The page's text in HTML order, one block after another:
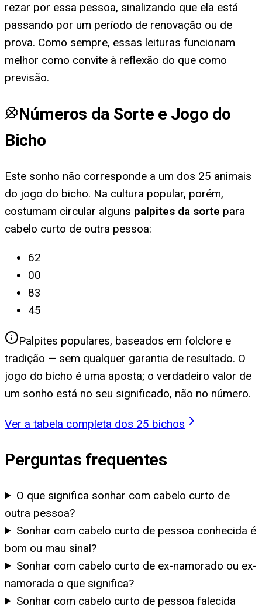
rezar por essa pessoa, sinalizando que ela está
passando por um período de renovação ou de
prova. Como sempre, essas leituras funcionam
melhor como convite à reflexão do que como
previsão.
Números da Sorte e Jogo do
Bicho
Este sonho não corresponde a um dos 25 animais
do jogo do bicho. Na cultura popular, porém,
costumam circular alguns palpites da sorte para
cabelo curto de outra pessoa:
62
00
83
45
Palpites populares, baseados em folclore e
tradição — sem qualquer garantia de resultado. O
jogo do bicho é uma aposta; o verdadeiro valor de
um sonho está no seu significado, não no número.
Ver a tabela completa dos 25 bichos
Perguntas frequentes
O que significa sonhar com cabelo curto de
outra pessoa?
Sonhar com cabelo curto de pessoa conhecida é
bom ou mau sinal?
Sonhar com cabelo curto de ex-namorado ou ex-
namorada o que significa?
Sonhar com cabelo curto de pessoa falecida